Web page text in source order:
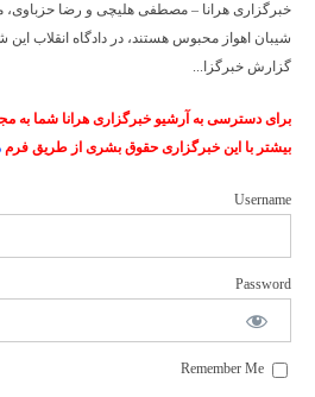
خبرگزاری هرانا – مصطفی هلیچی و رضا حزباوی،
شیبان اهواز محبوس هستند، در دادگاه انقلاب
گزارش خبرگزا...
برای دسترسی به آرشیو خبرگزاری هرانا شما به
بیشتر با این خبرگزاری حقوق بشری از طریق فرم
Username
Password